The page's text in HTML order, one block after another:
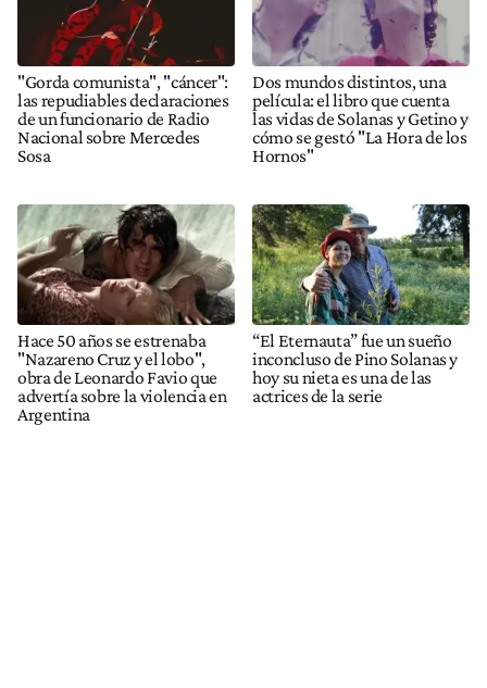
"Gorda comunista", "cáncer":
las repudiables declaraciones
de un funcionario de Radio
Nacional sobre Mercedes
Sosa
Dos mundos distintos, una
película: el libro que cuenta
las vidas de Solanas y Getino y
cómo se gestó "La Hora de los
Hornos"
Hace 50 años se estrenaba
"Nazareno Cruz y el lobo",
obra de Leonardo Favio que
advertía sobre la violencia en
Argentina
“El Eternauta” fue un sueño
inconcluso de Pino Solanas y
hoy su nieta es una de las
actrices de la serie